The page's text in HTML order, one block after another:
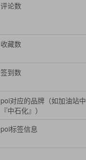
评论数
收藏数
签到数
poi对应的品牌（如加油站中
『中石化』）
poi标签信息